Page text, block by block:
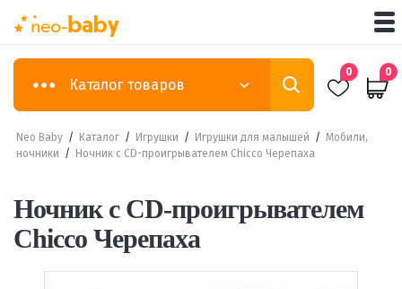
Каталог товаров
0 0
Neo Baby / Каталог / Игрушки / Игрушки для малышей / Мобили,
ночники / Ночник с CD-проигрывателем Chicco Черепаха
Ночник с CD-проигрывателем
Chicco Черепаха